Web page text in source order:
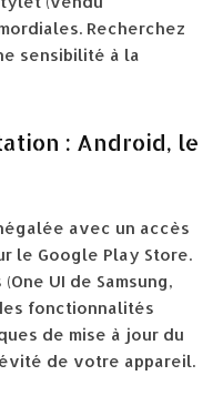
Recherchez
sensibilité à la
: Android, le
avec un accès
le Google Play Store.
UI de Samsung,
fonctionnalités
de mise à jour du
de votre appareil.